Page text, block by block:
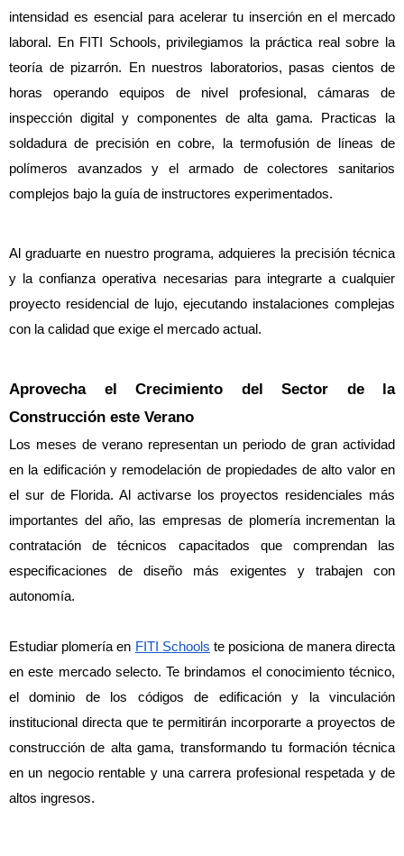
intensidad es esencial para acelerar tu inserción en el mercado
laboral. En FITI Schools, privilegiamos la práctica real sobre la
teoría de pizarrón. En nuestros laboratorios, pasas cientos de
horas operando equipos de nivel profesional, cámaras de
inspección digital y componentes de alta gama. Practicas la
soldadura de precisión en cobre, la termofusión de líneas de
polímeros avanzados y el armado de colectores sanitarios
complejos bajo la guía de instructores experimentados.
Al graduarte en nuestro programa, adquieres la precisión técnica
y la confianza operativa necesarias para integrarte a cualquier
proyecto residencial de lujo, ejecutando instalaciones complejas
con la calidad que exige el mercado actual.
Aprovecha el Crecimiento del Sector de la
Construcción este Verano
Los meses de verano representan un periodo de gran actividad
en la edificación y remodelación de propiedades de alto valor en
el sur de Florida. Al activarse los proyectos residenciales más
importantes del año, las empresas de plomería incrementan la
contratación de técnicos capacitados que comprendan las
especificaciones de diseño más exigentes y trabajen con
autonomía.
Estudiar plomería en FITI Schools te posiciona de manera directa
en este mercado selecto. Te brindamos el conocimiento técnico,
el dominio de los códigos de edificación y la vinculación
institucional directa que te permitirán incorporarte a proyectos de
construcción de alta gama, transformando tu formación técnica
en un negocio rentable y una carrera profesional respetada y de
altos ingresos.